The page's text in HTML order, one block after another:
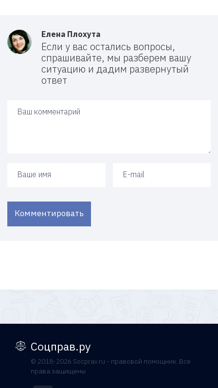
Елена Плохута
Если у вас остались вопросы,
спрашивайте, мы разберем вашу
ситуацию и дадим развернутый
ответ
Комментировать
Соцправ.ру
© 2018-2026 Socprav.ru - правовой помощник. Все
права защищены